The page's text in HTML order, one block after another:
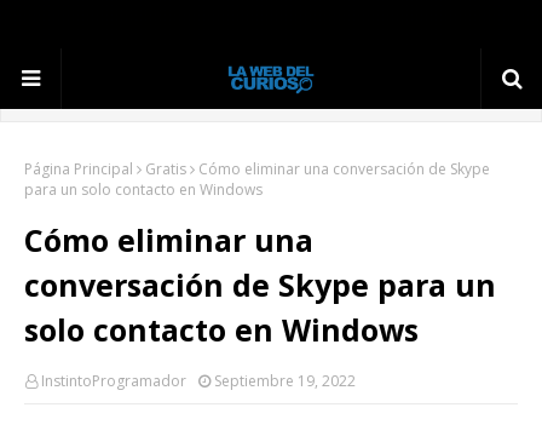
Página Principal Gratis
Cómo eliminar una conversación de Skype
para un solo contacto en Windows
Cómo eliminar una
conversación de Skype para un
solo contacto en Windows
InstintoProgramador Septiembre 19, 2022